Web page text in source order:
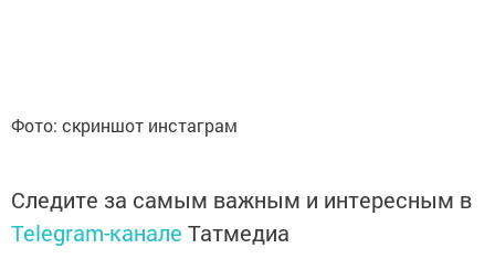
Фото: скриншот инстаграм
Следите за самым важным и интересным в
Telegram-канале Татмедиа